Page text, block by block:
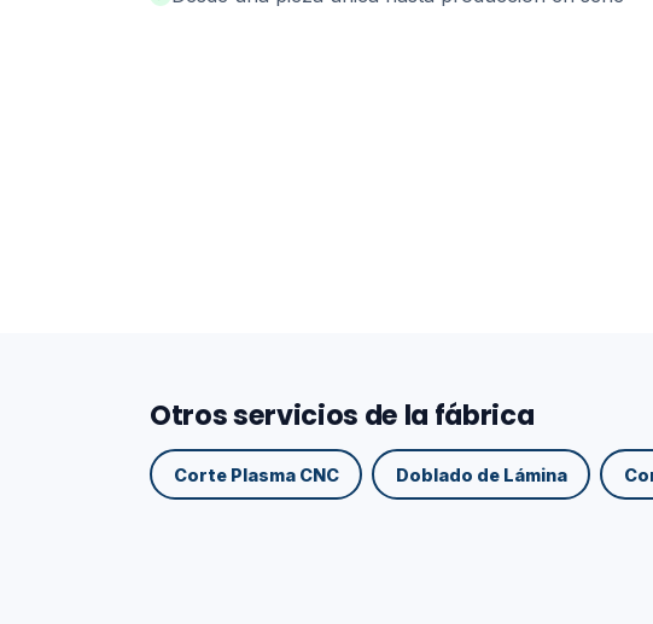
Otros servicios de la fábrica
Corte Plasma CNC Doblado de Lámina